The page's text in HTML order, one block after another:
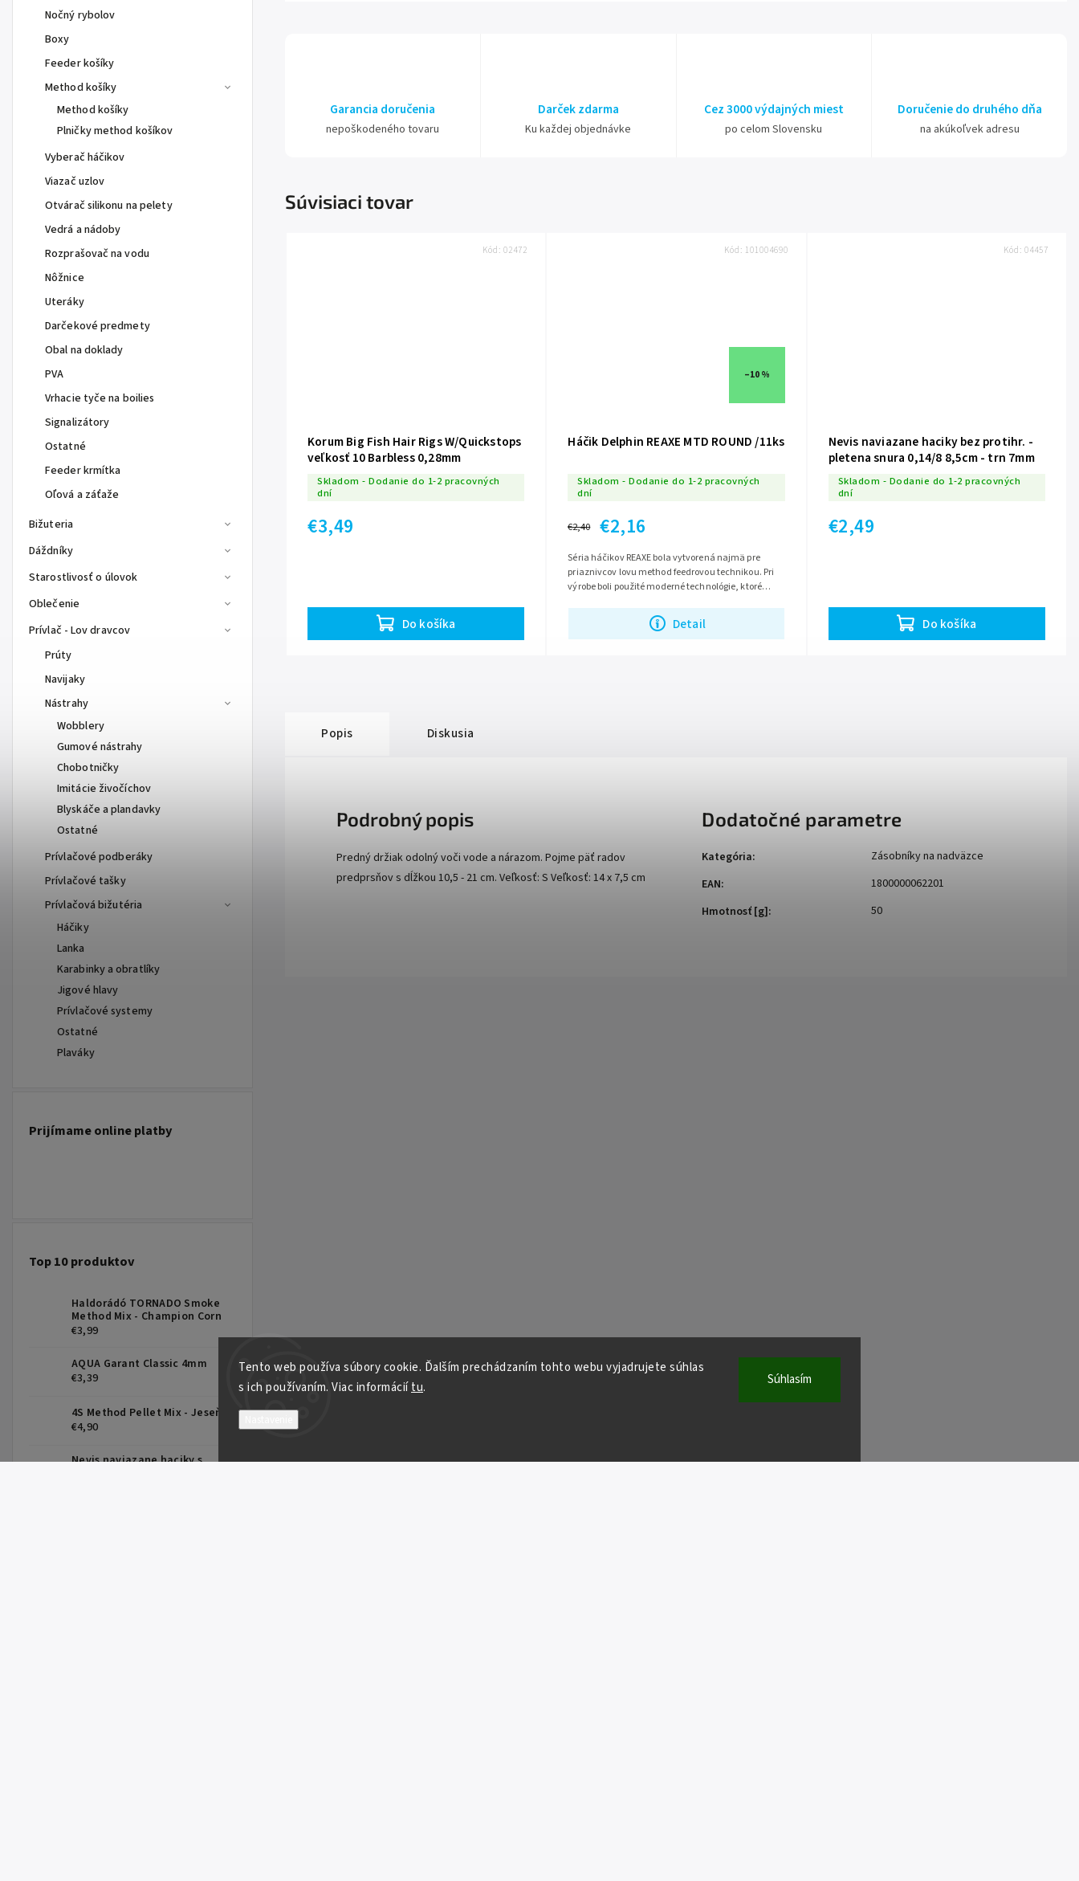
Tento web používa súbory cookie. Ďalším prechádzaním tohto webu vyjadrujete súhlas
s ich používaním. Viac informáciítu. Súhlasím
Nočný rybolov
Boxy
Feeder košíky
Method košíky
Method košíky
Plničky method košíkov
Vyberač háčikov
Viazač uzlov
Otvárač silikonu na pelety
Vedrá a nádoby
Rozprašovač na vodu
Nôžnice
Uteráky
Darčekové predmety
Obal na doklady
PVA
Vrhacie tyče na boilies
Signalizátory
Ostatné
Feeder krmítka
Oľová a záťaže
Bižuteria
Dáždníky
Starostlivosť o úlovok
Oblečenie
Prívlač - Lov dravcov
Prúty
Navijaky
Nástrahy
Wobblery
Gumové nástrahy
Chobotničky
Imitácie živočíchov
Blyskáče a plandavky
Ostatné
Prívlačové podberáky
Prívlačové tašky
Prívlačová bižutéria
Háčiky
Lanka
Karabinky a obratlíky
Jigové hlavy
Prívlačové systemy
Ostatné
Plaváky
Prijímame online platby
Top 10 produktov
Haldorádó TORNADO Smoke
Method Mix - Champion Corn
€3,99
AQUA Garant Classic 4mm
€3,39
4S Method Pellet Mix - Jeseň
€4,90
Nevis naviazane haciky s
Garancia doručenia
nepoškodeného tovaru
Darček zdarma
Ku každej objednávke
Cez 3000 výdajných miest
po celom Slovensku
Doručenie do druhého dňa
na akúkoľvek adresu
Súvisiaci tovar
Korum Big Fish Hair Rigs W/Quickstops
veľkosť 10 Barbless 0,28mm
Skladom - Dodanie do 1-2 pracovných
dní
€3,49
Do košíka
Kód:02472
–10 %
Háčik Delphin REAXE MTD ROUND /11ks
Skladom - Dodanie do 1-2 pracovných
dní
€2,40 €2,16
Detail
Séria háčikov REAXE bola vytvorená najmä pre
priaznivcov lovu method feedrovou technikou. Pri
výrobe boli použité moderné technológie, ktoré
Kód: 101004690
Nevis naviazane haciky bez protihr. -
pletena snura 0,14/8 8,5cm - trn 7mm
Skladom - Dodanie do 1-2 pracovných
dní
€2,49
Do košíka
Kód: 04457
Popis Diskusia
Podrobný popis
Predný držiak odolný voči vode a nárazom. Pojme päť radov
predprsňov s dĺžkou 10,5 - 21 cm. Veľkosť: S Veľkosť: 14 x 7,5 cm
Dodatočné parametre
Kategória:
Zásobníky na nadväzce
EAN:
1800000062201
Hmotnosť [g]: 50